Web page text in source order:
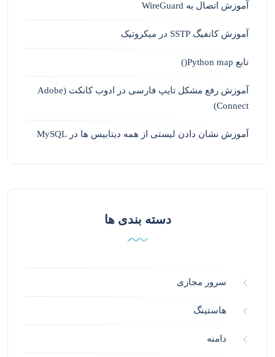
آموزش اتصال به WireGuard
آموزش کانفیگ SSTP در میکروتیک
تابع Python map()
آموزش رفع مشکل تایپ فارسی در ادوب کانکت (Adobe
Connect)
آموزش نشان دادن لیستی از همه دیتابیس ها در MySQL
دسته بندی ها
سرور مجازی
هاستینگ
دامنه